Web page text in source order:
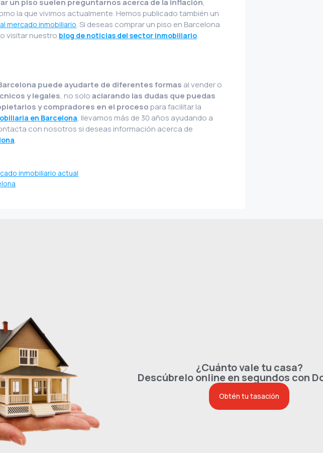
la que vivimos actualmente. Hemos publicado también un
mercado inmobiliario. Si deseas comprar un piso en Barcelona
visitar nuestro blog de noticias del sector inmobiliario.
puede ayudarte de diferentes formas al vender o
y legales, no soloaclarando las dudas que puedas
y compradores en el procesopara facilitar la
en Barcelona, llevamos más de 30 años ayudando a
con nosotros si deseas información acerca de
.
inmobiliario actual
¿Cuánto vale tu casa?
Descúbrelo online en segundos con
Obtén tu tasación